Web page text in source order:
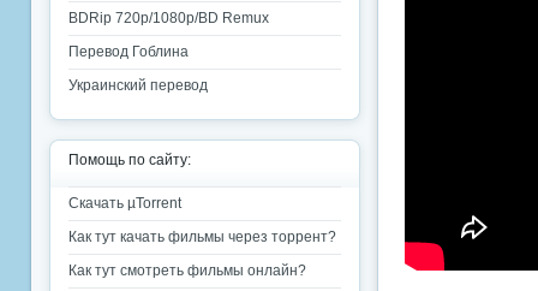
BDRip 720p/1080p/BD Remux
Перевод Гоблина
Украинский перевод
Помощь по сайту:
Скачать µTorrent
Как тут качать фильмы через торрент?
Как тут смотреть фильмы онлайн?